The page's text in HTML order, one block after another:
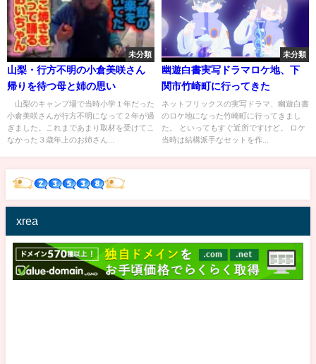
未分類
山梨・行方不明の小倉美咲さん
帰りを待つ母と姉の思い
山梨のキャンプ場で当時小学１年だった
小倉美咲さんが行方不明になって２年が過
ぎました。これまであまり取材を受けてこ
なかった３歳年上のお姉さん...
未分類
幽遊白書実写ドラマロケ地、下
関市竹崎町に行ってきた
ネットフリックスの実写ドラマ、幽遊白書
のロケ地になった竹崎町に行ってきまし
た。 といってもすぐ近所ですけど。 ロケ
当時は結構派手なセットを作...
xrea